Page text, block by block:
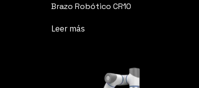
Brazo Robótico CR10
Leer más